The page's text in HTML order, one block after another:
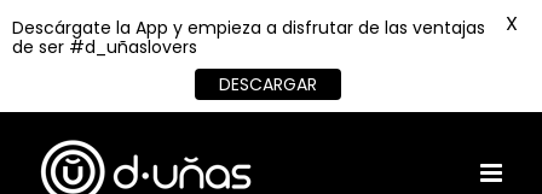
content
Descárgate la App y empieza a disfrutar de las ventajas
de ser #d_uñaslovers
DESCARGAR
X